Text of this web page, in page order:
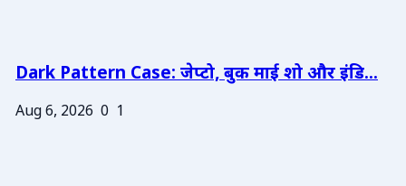
Dark Pattern Case: जेप्टो, बुक माई शो और इंडि...
Aug 6, 2026 0 1